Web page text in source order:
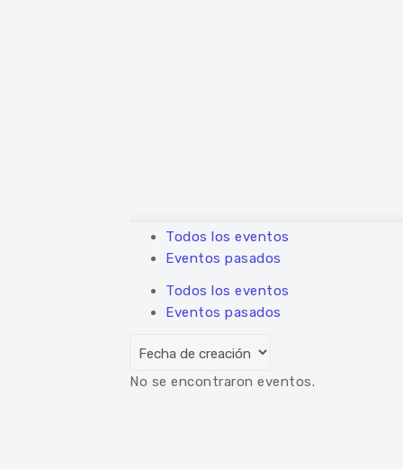
Todos los eventos
Eventos pasados
Todos los eventos
Eventos pasados
No se encontraron eventos.